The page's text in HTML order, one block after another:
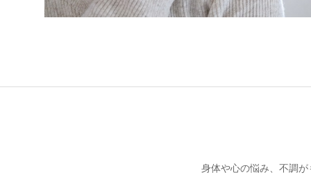
身体や心の悩み、不調